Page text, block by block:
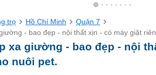
trọ Hồ Chí Minh
Quận 7
- bao đẹp - nội thất xịn - có máy giặt
xa giường - bao đẹp - nội
nuôi pet.